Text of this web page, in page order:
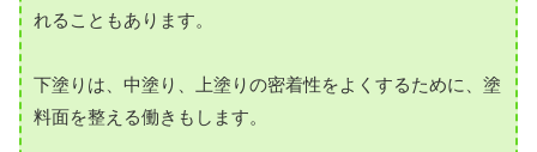
れることもあります。
下塗りは、中塗り、上塗りの密着性をよくするために、塗
料面を整える働きもします。